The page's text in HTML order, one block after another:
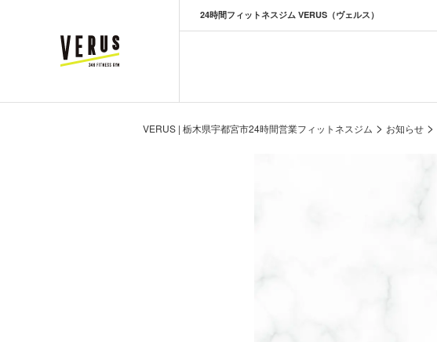
VERUS ヴェルス
24時間フィットネスジム VERUS（ヴェルス）
VERUS | 栃木県宇都宮市24時間営業フィットネスジム > お知らせ >